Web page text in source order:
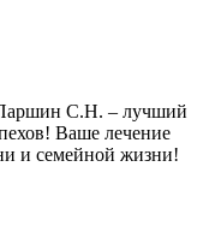
С.Н. – лучший
Ваше лечение
и семейной жизни!